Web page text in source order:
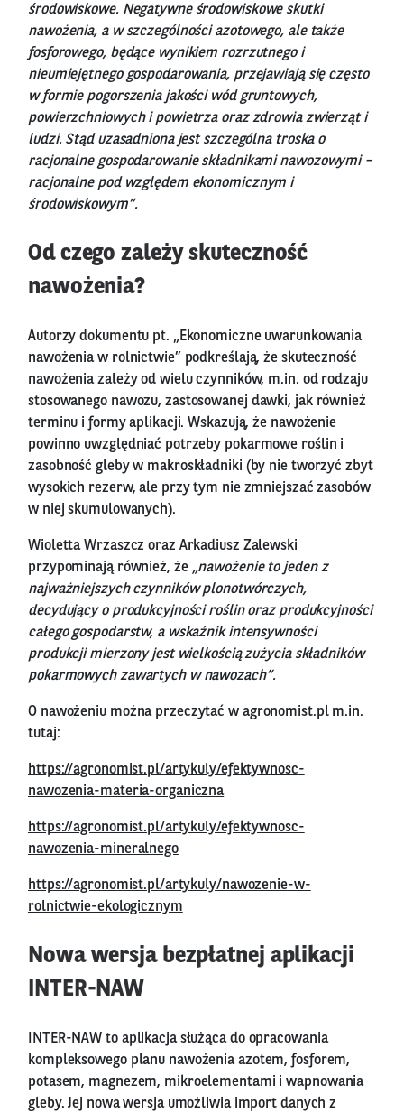
środowiskowe. Negatywne środowiskowe skutki
nawożenia, a w szczególności azotowego, ale także
fosforowego, będące wynikiem rozrzutnego i
nieumiejętnego gospodarowania, przejawiają się często
w formie pogorszenia jakości wód gruntowych,
powierzchniowych i powietrza oraz zdrowia zwierząt i
ludzi. Stąd uzasadniona jest szczególna troska o
racjonalne gospodarowanie składnikami nawozowymi –
racjonalne pod względem ekonomicznym i
środowiskowym”.
Od czego zależy skuteczność
nawożenia?
Autorzy dokumentu pt. „Ekonomiczne uwarunkowania
nawożenia w rolnictwie” podkreślają, że skuteczność
nawożenia zależy od wielu czynników, m.in. od rodzaju
stosowanego nawozu, zastosowanej dawki, jak również
terminu i formy aplikacji. Wskazują, że nawożenie
powinno uwzględniać potrzeby pokarmowe roślin i
zasobność gleby w makroskładniki (by nie tworzyć zbyt
wysokich rezerw, ale przy tym nie zmniejszać zasobów
w niej skumulowanych).
Wioletta Wrzaszcz oraz Arkadiusz Zalewski
przypominają również, że „nawożenie to jeden z
najważniejszych czynników plonotwórczych,
decydujący o produkcyjności roślin oraz produkcyjności
całego gospodarstw, a wskaźnik intensywności
produkcji mierzony jest wielkością zużycia składników
pokarmowych zawartych w nawozach”.
O nawożeniu można przeczytać w agronomist.pl m.in.
tutaj:
https://agronomist.pl/artykuly/efektywnosc-
nawozenia-materia-organiczna
https://agronomist.pl/artykuly/efektywnosc-
nawozenia-mineralnego
https://agronomist.pl/artykuly/nawozenie-w-
rolnictwie-ekologicznym
Nowa wersja bezpłatnej aplikacji
INTER-NAW
INTER-NAW to aplikacja służąca do opracowania
kompleksowego planu nawożenia azotem, fosforem,
potasem, magnezem, mikroelementami i wapnowania
gleby. Jej nowa wersja umożliwia import danych z